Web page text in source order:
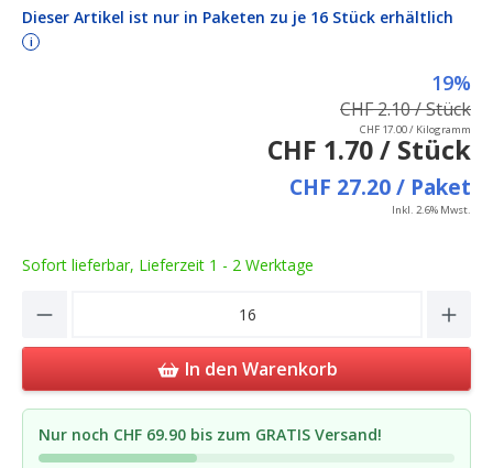
Dieser Artikel ist nur in Paketen zu je 16 Stück erhältlich
i
19%
CHF 2.10 / Stück
CHF 27.20 / Paket
CHF 17.00 / Kilogramm
CHF 1.70 / Stück
Inkl. 2.6% Mwst.
Sofort lieferbar, Lieferzeit 1 - 2 Werktage
Product Quantity: Enter the desired
In den Warenkorb
Nur noch CHF 69.90 bis zum GRATIS Versand!